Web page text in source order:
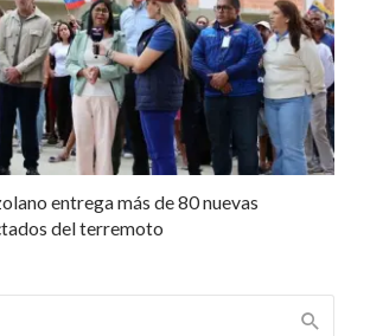
entrega más de 80 nuevas
del terremoto